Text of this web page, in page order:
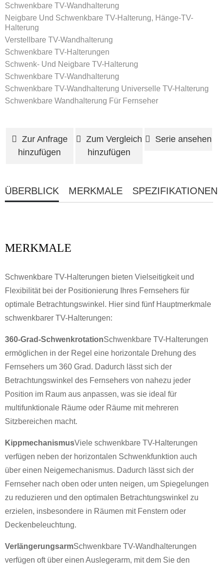
Schwenkbare TV-Wandhalterung
Neigbare Und Schwenkbare TV-Halterung, Hänge-TV-
Halterung
Verstellbare TV-Wandhalterung
Schwenkbare TV-Halterungen
Schwenk- Und Neigbare TV-Halterung
Schwenkbare TV-Wandhalterung
Schwenkbare TV-Wandhalterung Universelle TV-Halterung
Schwenkbare Wandhalterung Für Fernseher
Zur Anfrage
hinzufügen
Zum Vergleich
hinzufügen
Serie ansehen
ÜBERBLICK MERKMALE SPEZIFIKATIONEN
MERKMALE
Schwenkbare TV-Halterungen bieten Vielseitigkeit und
Flexibilität bei der Positionierung Ihres Fernsehers für
optimale Betrachtungswinkel. Hier sind fünf Hauptmerkmale
schwenkbarer TV-Halterungen:
360-Grad-SchwenkrotationSchwenkbare TV-Halterungen
ermöglichen in der Regel eine horizontale Drehung des
Fernsehers um 360 Grad. Dadurch lässt sich der
Betrachtungswinkel des Fernsehers von nahezu jeder
Position im Raum aus anpassen, was sie ideal für
multifunktionale Räume oder Räume mit mehreren
Sitzbereichen macht.
KippmechanismusViele schwenkbare TV-Halterungen
verfügen neben der horizontalen Schwenkfunktion auch
über einen Neigemechanismus. Dadurch lässt sich der
Fernseher nach oben oder unten neigen, um Spiegelungen
zu reduzieren und den optimalen Betrachtungswinkel zu
erzielen, insbesondere in Räumen mit Fenstern oder
Deckenbeleuchtung.
VerlängerungsarmSchwenkbare TV-Wandhalterungen
verfügen oft über einen Auslegerarm, mit dem Sie den
ANFRAGE EINREICHEN